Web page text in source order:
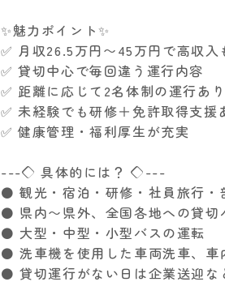
✨魅力ポイント✨
✅ 月収26.5万円〜45万円で高収入
✅ 貸切中心で毎回違う運行内容
✅ 距離に応じて2名体制の運行あり
✅ 未経験でも研修＋免許取得支援
✅ 健康管理・福利厚生が充実
---◇ 具体的には？ ◇---
⚫ 観光・宿泊・研修・社員旅行
⚫ 県内〜県外、全国各地への貸切
⚫ 大型・中型・小型バスの運転
⚫ 洗車機を使用した車両洗車、車
⚫ 貸切運行がない日は企業送迎な